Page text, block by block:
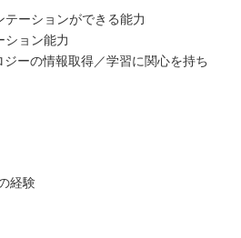
テーションができる能力
ション能力
ーの情報取得／学習に関心を持ち
経験